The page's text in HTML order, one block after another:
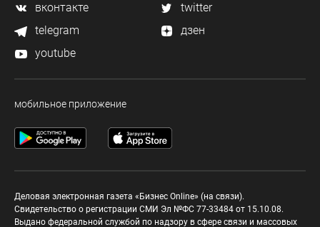
вконтакте
twitter
telegram
дзен
youtube
мобильное приложение
Деловая электронная газета «Бизнес Online» (на связи).
Свидетельство о регистрации СМИ Эл №ФС 77-33484 от 15.10.08.
Выдано федеральной службой по надзору в сфере связи и массовых